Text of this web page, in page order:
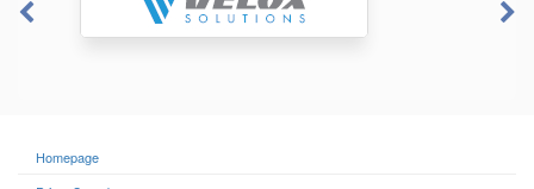
Homepage